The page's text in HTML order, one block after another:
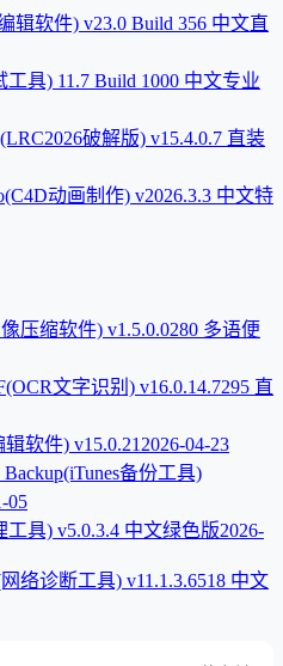
辑软件) v23.0 Build 356 中文直
工具) 11.7 Build 1000 中文专业
破解版) v15.4.0.7 直装
动画制作) v2026.3.3 中文特
压缩软件) v1.5.0.0280 多语便
文字识别) v16.0.14.7295 直
辑软件) v15.0.21 2026-04-23
Backup(iTunes备份工具)
05
具) v5.0.3.4 中文绿色版2026-
网络诊断工具) v11.1.3.6518 中文